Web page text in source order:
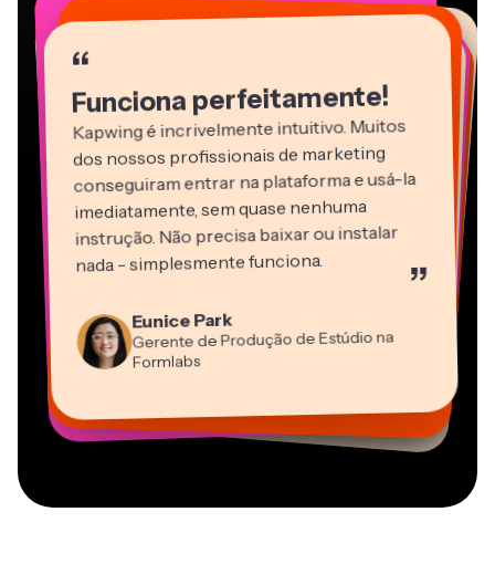
“
Funciona perfeitamente!
Kapwing é incrivelmente intuitivo. Muitos
dos nossos profissionais de marketing
conseguiram entrar na plataforma e usá-la
imediatamente, sem quase nenhuma
instrução. Não precisa baixar ou instalar
nada - simplesmente funciona. ”
Eunice Park
Gerente de Produção de Estúdio na
Formlabs
“
Vannesia Darby
“
Grant Taleck
Panos Papagapiou
Sócio-Diretor na EPATHLON
“
Kerry-lee Farla
Gracie Peng
Diretor de Conteúdo
“
Martin James
Heidi Rae
Educação
“
Natasha Ball
Consultor
“
Mitch Rawlings
“
Dina Segovia
Freelancer Virtual